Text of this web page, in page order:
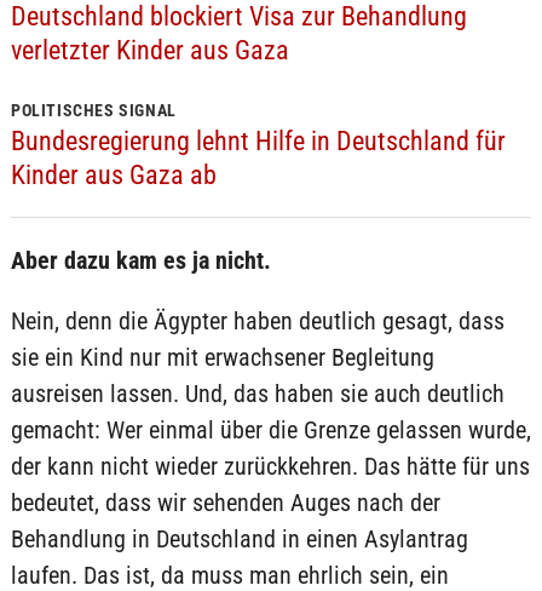
Deutschland blockiert Visa zur Behandlung
verletzter Kinder aus Gaza
POLITISCHES SIGNAL
Bundesregierung lehnt Hilfe in Deutschland für
Kinder aus Gaza ab
Aber dazu kam es ja nicht.
Nein, denn die Ägypter haben deutlich gesagt, dass
sie ein Kind nur mit erwachsener Begleitung
ausreisen lassen. Und, das haben sie auch deutlich
gemacht: Wer einmal über die Grenze gelassen wurde,
der kann nicht wieder zurückkehren. Das hätte für uns
bedeutet, dass wir sehenden Auges nach der
Behandlung in Deutschland in einen Asylantrag
laufen. Das ist, da muss man ehrlich sein, ein